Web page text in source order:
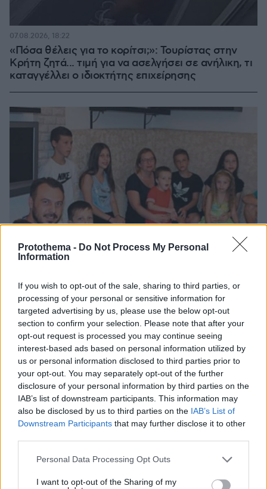
Protothema - Do Not Process My Personal
Information
If you wish to opt-out of the sale, sharing to third parties, or
processing of your personal or sensitive information for
targeted advertising by us, please use the below opt-out
section to confirm your selection. Please note that after your
opt-out request is processed you may continue seeing
interest-based ads based on personal information utilized by
us or personal information disclosed to third parties prior to
your opt-out. You may separately opt-out of the further
disclosure of your personal information by third parties on the
IAB’s list of downstream participants. This information may
also be disclosed by us to third parties on the IAB’s List of
Downstream Participants that may further disclose it to other
Please note that this website/app uses one or more Google
not limited to your visit or usage behaviour. You may click to
Personal Data Processing Opt Outs
I want to opt-out of the Sharing of my
«Πόσα θέλεις για το κορίτσι;»: Τουρίστας στην
Κρήτη ζητά... τιμή για να ασελγήσει σε ανήλικη, τι
καταγγέλλει ο ιδιοκτήτης επιχείρησης
07.08.2026, 18:22
Είδος υπό εξαφάνιση οι υπερπολύτεκνοι στην
Ελλάδα που γερνάει: Τα... δύο ταψιά μεσημεριανό,
τα επιδόματα, η καθημερινότητά τους
07.08.2026, 15:59